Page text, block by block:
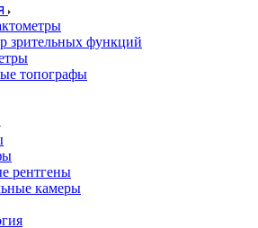
зрительных функций
топографы
рентгены
камеры